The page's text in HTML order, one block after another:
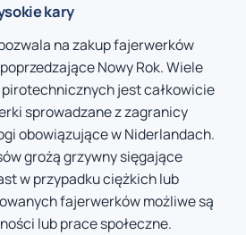
kary
na zakup fajerwerków
Nowy Rok. Wiele
jest całkowicie
sprowadzane z zagranicy
obowiązujące w Niderlandach.
grożą grzywny sięgające
w przypadku ciężkich lub
fajerwerków możliwe są
lub prace społeczne.